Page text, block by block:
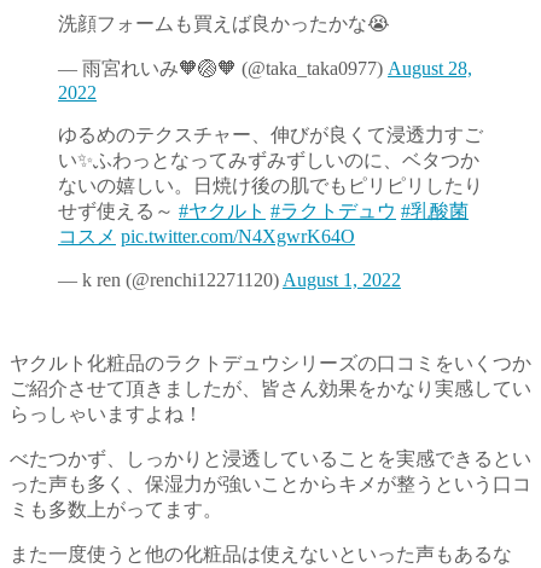
洗顔フォームも買えば良かったかな😭
— 雨宮れいみ🧡🏐🧡 (@taka_taka0977) August 28,
2022
ゆるめのテクスチャー、伸びが良くて浸透力すご
い✨ふわっとなってみずみずしいのに、ベタつか
ないの嬉しい。日焼け後の肌でもピリピリしたり
せず使える～ #ヤクルト #ラクトデュウ #乳酸菌
コスメ pic.twitter.com/N4XgwrK64O
— k ren (@renchi12271120) August 1, 2022
ヤクルト化粧品のラクトデュウシリーズの口コミをいくつか
ご紹介させて頂きましたが、皆さん効果をかなり実感してい
らっしゃいますよね！
べたつかず、しっかりと浸透していることを実感できるとい
った声も多く、保湿力が強いことからキメが整うという口コ
ミも多数上がってます。
また一度使うと他の化粧品は使えないといった声もあるな